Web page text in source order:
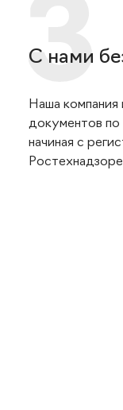
С нами
Наша компания
документов по
начиная с